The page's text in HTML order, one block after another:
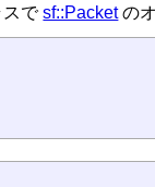
スでsf::Packetの